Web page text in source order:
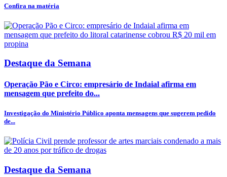
Confira na matéria
Destaque da Semana
Operação Pão e Circo: empresário de Indaial afirma em
mensagem que prefeito do...
Investigação do Ministério Público aponta mensagens que sugerem pedido
de...
Destaque da Semana